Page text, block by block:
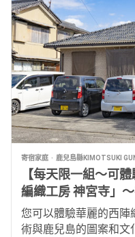
寄宿家庭 鹿兒島縣KIMOTSUKI
【每天限一組～可
編織工房 神宮寺」
展並傳承的「西陣織
您可以體驗華麗的西陣
術與鹿兒島的圖案和文